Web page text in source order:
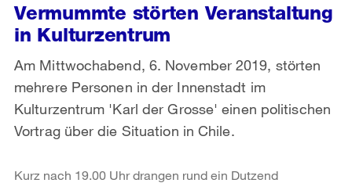
Vermummte störten Veranstaltung
in Kulturzentrum
Am Mittwochabend, 6. November 2019, störten
mehrere Personen in der Innenstadt im
Kulturzentrum 'Karl der Grosse' einen politischen
Vortrag über die Situation in Chile.
Kurz nach 19.00 Uhr drangen rund ein Dutzend